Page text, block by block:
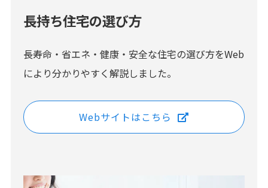
長持ち住宅の選び方
長寿命・省エネ・健康・安全な住宅の選び方をWeb
により分かりやすく解説しました。
Webサイトはこちら